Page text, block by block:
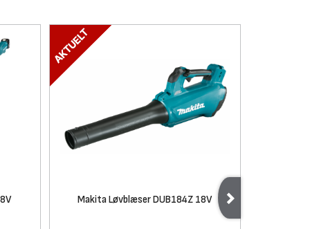
Makita Løvblæser DUB184Z 18V